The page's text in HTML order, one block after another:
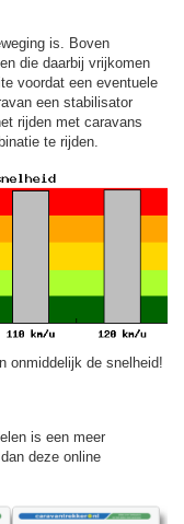
is. Boven
die daarbij vrijkomen
voordat een eventuele
een stabilisator
rijden met caravans
te rijden.
onmiddelijk de snelheid!
is een meer
deze online